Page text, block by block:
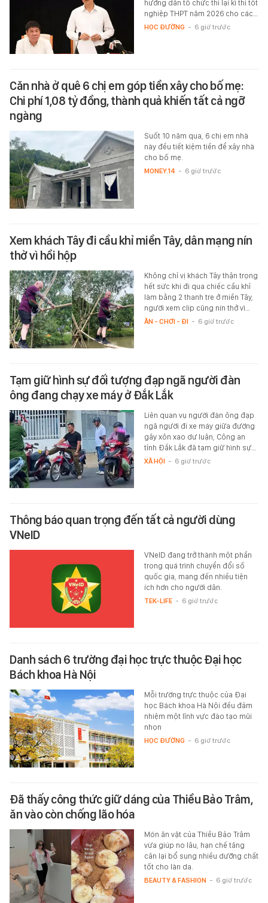
hướng dẫn tổ chức thi lại kì thi tốt
nghiệp THPT năm 2026 cho các…
HỌC ĐƯỜNG - 6 giờ trước
Căn nhà ở quê 6 chị em góp tiền xây cho bố mẹ:
Chi phí 1,08 tỷ đồng, thành quả khiến tất cả ngỡ
ngàng
Suốt 10 năm qua, 6 chị em nhà
này đều tiết kiệm tiền để xây nhà
cho bố mẹ.
MONEY.14 - 6 giờ trước
Xem khách Tây đi cầu khỉ miền Tây, dân mạng nín
thở vì hồi hộp
Không chỉ vị khách Tây thận trọng
hết sức khi đi qua chiếc cầu khỉ
làm bằng 2 thanh tre ở miền Tây,
người xem clip cũng nín thở vì…
ĂN - CHƠI - ĐI - 6 giờ trước
Tạm giữ hình sự đối tượng đạp ngã người đàn
ông đang chạy xe máy ở Đắk Lắk
Liên quan vụ người đàn ông đạp
ngã người đi xe máy giữa đường
gây xôn xao dư luận, Công an
tỉnh Đắk Lắk đã tạm giữ hình sự…
XÃ HỘI - 6 giờ trước
Thông báo quan trọng đến tất cả người dùng
VNeID
VNeID đang trở thành một phần
trong quá trình chuyển đổi số
quốc gia, mang đến nhiều tiện
ích hơn cho người dân.
TEK-LIFE - 6 giờ trước
Danh sách 6 trường đại học trực thuộc Đại học
Bách khoa Hà Nội
Mỗi trường trực thuộc của Đại
học Bách khoa Hà Nội đều đảm
nhiệm một lĩnh vực đào tạo mũi
nhọn
HỌC ĐƯỜNG - 6 giờ trước
Đã thấy công thức giữ dáng của Thiều Bảo Trâm,
ăn vào còn chống lão hóa
Món ăn vặt của Thiều Bảo Trâm
vừa giúp no lâu, hạn chế tăng
cân lại bổ sung nhiều dưỡng chất
tốt cho làn da.
BEAUTY & FASHION - 6 giờ trước